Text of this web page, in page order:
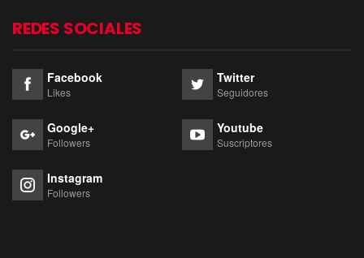
REDES SOCIALES
Facebook
Likes
Twitter
Seguidores
Google+
Followers
Youtube
Suscriptores
Instagram
Followers